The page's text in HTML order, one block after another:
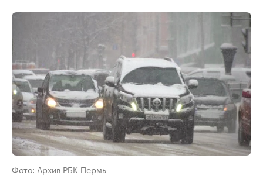
Фото: Архив РБК Пермь